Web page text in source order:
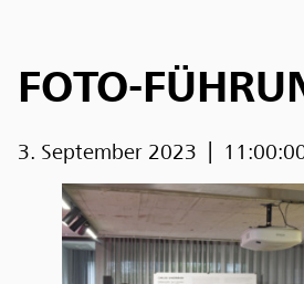
FOTO-
3. September 2023